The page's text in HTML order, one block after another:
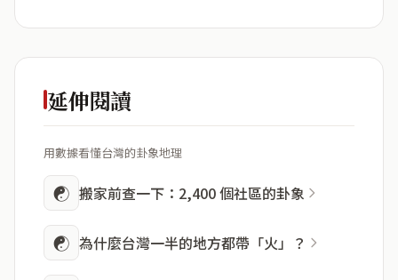
延伸閱讀
用數據看懂台灣的卦象地理
☯ 搬家前查一下：2,400 個社區的卦象
☯ 為什麼台灣一半的地方都帶「火」？